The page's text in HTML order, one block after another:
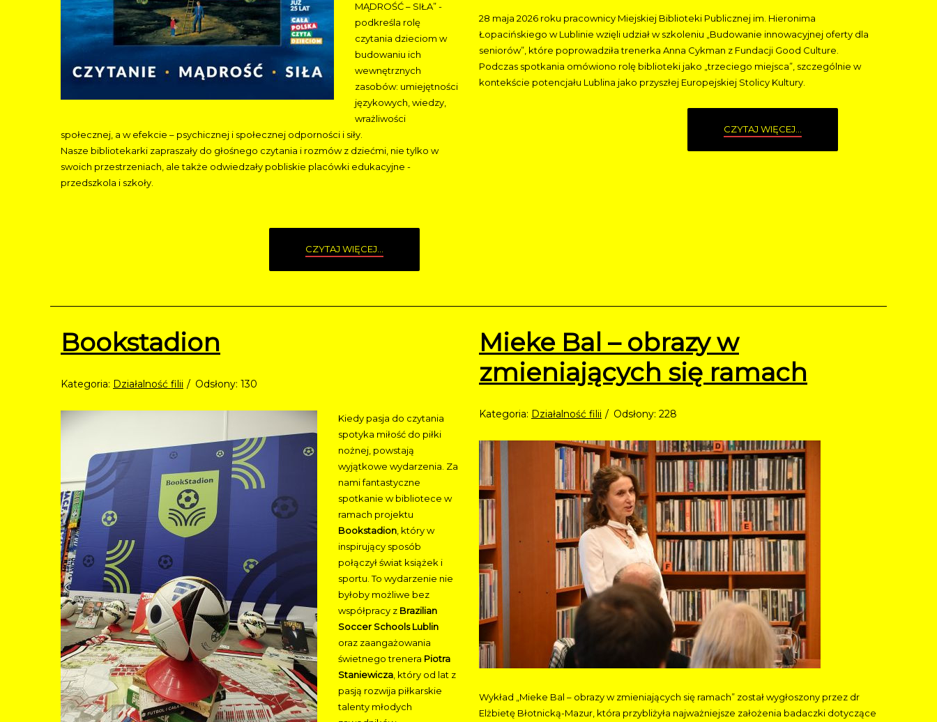
MĄDROŚĆ – SIŁA” -
podkreśla rolę
czytania dzieciom w
budowaniu ich
wewnętrznych
zasobów: umiejętności
językowych, wiedzy,
wrażliwości
społecznej, a w efekcie – psychicznej i społecznej odporności i siły.
Nasze bibliotekarki zapraszały do głośnego czytania i rozmów z dziećmi, nie tylko w
swoich przestrzeniach, ale także odwiedzały pobliskie placówki edukacyjne -
przedszkola i szkoły.
CZYTAJ WIĘCEJ...
28 maja 2026 roku pracownicy Miejskiej Biblioteki Publicznej im. Hieronima
Łopacińskiego w Lublinie wzięli udział w szkoleniu „Budowanie innowacyjnej oferty dla
seniorów”, które poprowadziła trenerka Anna Cykman z Fundacji Good Culture.
Podczas spotkania omówiono rolę biblioteki jako „trzeciego miejsca”, szczególnie w
kontekście potencjału Lublina jako przyszłej Europejskiej Stolicy Kultury.
CZYTAJ WIĘCEJ...
Bookstadion
Kategoria: Działalność filii Odsłony: 130
Kiedy pasja do czytania
spotyka miłość do piłki
nożnej, powstają
wyjątkowe wydarzenia. Za
nami fantastyczne
spotkanie w bibliotece w
ramach projektu
Bookstadion , który w
inspirujący sposób
połączył świat książek i
sportu. To wydarzenie nie
byłoby możliwe bez
współpracy z Brazilian
Soccer Schools Lublin
oraz zaangażowania
świetnego trenera Piotra
Staniewicza , który od lat z
pasją rozwija piłkarskie
talenty młodych
Mieke Bal – obrazy w
zmieniających się ramach
Kategoria: Działalność filii Odsłony: 228
Wykład „Mieke Bal – obrazy w zmieniających się ramach” został wygłoszony przez dr
Elżbietę Błotnicką-Mazur, która przybliżyła najważniejsze założenia badaczki dotyczące